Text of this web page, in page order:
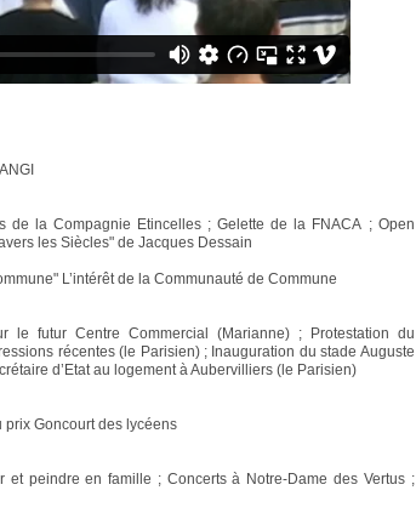
de la Compagnie Etincelles ; Gelette de la FNACA ; Open
les Siècles" de Jacques Dessain
L’intérêt de la Communauté de Commune
le futur Centre Commercial (Marianne) ; Protestation du
récentes (le Parisien) ; Inauguration du stade Auguste
d’Etat au logement à Aubervilliers (le Parisien)
prix Goncourt des lycéens
et peindre en famille ; Concerts à Notre-Dame des Vertus ;